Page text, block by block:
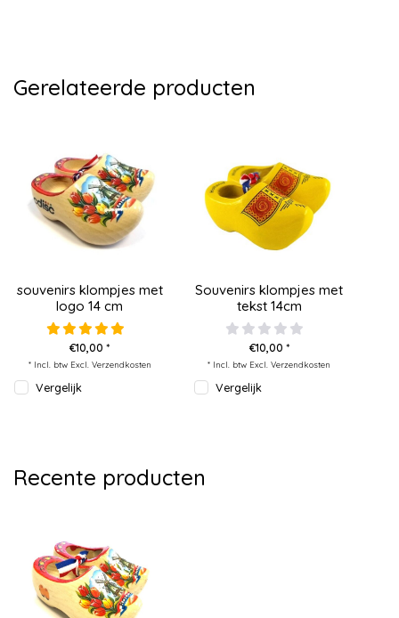
Gerelateerde producten
souvenirs klompjes met
logo 14 cm
€10,00 *
* Incl. btw Excl. Verzendkosten
Vergelijk
Souvenirs klompjes met
tekst 14cm
€10,00 *
* Incl. btw Excl.Verzendkosten
Vergelijk
Recente producten